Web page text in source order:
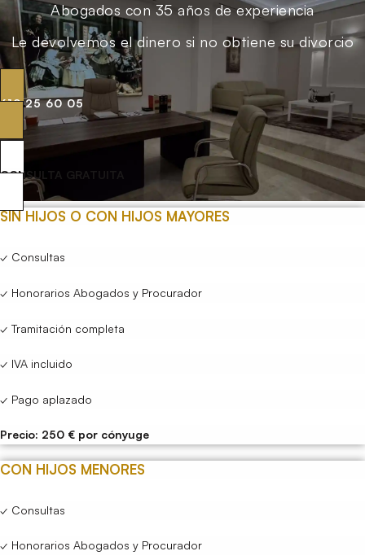
Abogados con 35 años de experiencia
Le devolvemos el dinero si no obtiene su divorcio
619 25 60 05
CONSULTA GRATUITA
SIN HIJOS O CON HIJOS MAYORES
✓ Consultas
✓ Honorarios Abogados y Procurador
✓ Tramitación completa
✓ IVA incluido
✓ Pago aplazado
Precio: 250 € por cónyuge
CON HIJOS MENORES
✓ Consultas
✓ Honorarios Abogados y Procurador